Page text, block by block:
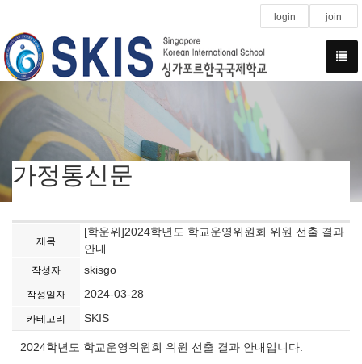
login join
가정통신문
제목
[학운위]2024학년도 학교운영위원회 위원 선출 결과
안내
작성자 skisgo
작성일자 2024-03-28
카테고리 SKIS
2024학년도 학교운영위원회 위원 선출 결과 안내입니다.